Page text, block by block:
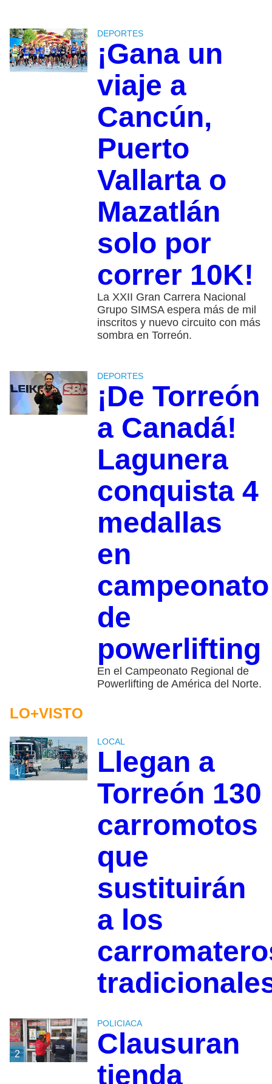
DEPORTES
¡Gana un
viaje a
Cancún,
Puerto
Vallarta o
Mazatlán
solo por
correr 10K!
La XXII Gran Carrera Nacional
Grupo SIMSA espera más de mil
inscritos y nuevo circuito con más
sombra en Torreón.
DEPORTES
¡De Torreón
a Canadá!
Lagunera
conquista 4
medallas
en
campeonato
de
powerlifting
En el Campeonato Regional de
Powerlifting de América del Norte.
LO+VISTO
1
LOCAL
Llegan a
Torreón 130
carromotos
que
sustituirán
a los
2
POLICIACA
Clausuran
tienda